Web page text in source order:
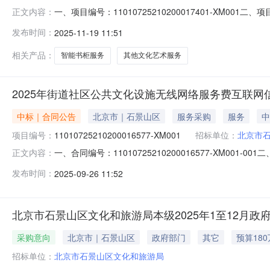
正文内容： 一、项目编号：11010725210200017401-XM001二、
层1060室中标金额：179.7万元供应商名称供应商地址
发布时间： 2025-11-19 11:51
相关产品：
智能书柜服务 其他文化艺术服务
2025年街道社区公共文化设施无线网络服务费互联
中标｜合同公告 北京市｜石景山区 服务采购 服务
项目编号： 11010725210200016577-XM001 招标单位： 北京市
正文内容： 一、合同编号：11010725210200016577-XM001-001
局本级地址：详见合同附件联系方式：68607157供应商
发布时间： 2025-09-26 11:52
北京市石景山区文化和旅游局本级2025年1至12月政
采购意向 北京市｜石景山区 政府部门 其它
预算180
招标单位： 北京市石景山区文化和旅游局